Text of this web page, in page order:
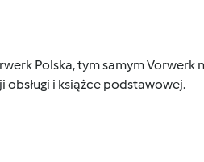
Polska, tym samym
i książce podstawowej.